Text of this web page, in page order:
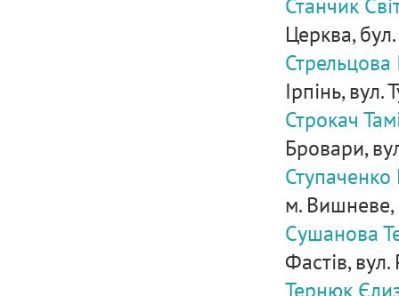
Церква,
Ірпінь, вул.
Строкач
Бровари,
м. Вишневе,
Сушанова
Фастів,
Тернюк